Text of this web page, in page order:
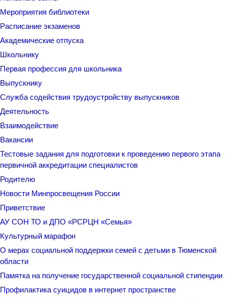
Мероприятия библиотеки
Расписание экзаменов
Академические отпуска
Школьнику
Первая профессия для школьника
Выпускнику
Служба содействия трудоустройству выпускников
Деятельность
Взаимодействие
Вакансии
Тестовые задания для подготовки к проведению первого этапа
первичной аккредитации специалистов
Родителю
Новости Минпросвещения России
Приветствие
АУ СОН ТО и ДПО «РСРЦН «Семья»
Культурный марафон
О мерах социальной поддержки семей с детьми в Тюменской
области
Памятка на получение государственной социальной стипендии
Профилактика суицидов в интернет пространстве